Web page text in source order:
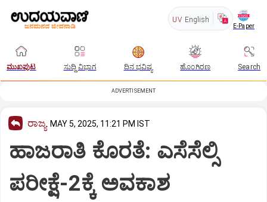
UV English
E-Paper
ಮುಖಪುಟ ಸುದ್ದಿ ವಿಭಾಗ ದಿನ ಭವಿಷ್ಯ ಹೊಂಗಿರಣ Search
ADVERTISEMENT
ರಾಜ್ಯ MAY 5, 2025, 11:21 PM IST
ಹಾಜರಾತಿ ಕೊರತೆ: ಎಸೆಸೆಲ್ಸಿ
ಪರೀಕ್ಷೆ-2ಕ್ಕೆ ಅವಕಾಶ